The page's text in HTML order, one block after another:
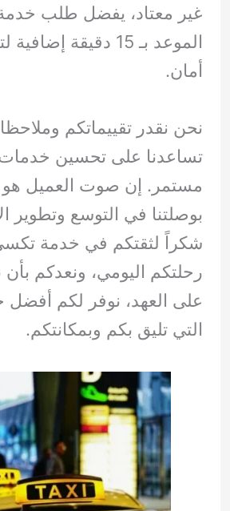
غير معتاد، يفضل طلب
الموعد بـ 15 دقيقة
أمان.
نحن نقدر تقييماتكم
تساعدنا على تحسين
مستمر. إن صوت العميل هو
بوصلتنا في التوسع وتطوير
شكراً لثقتكم في خدمة
رحلتكم اليومي، ونعدكم بأن
على العهد، نوفر لكم أفضل
التي تليق بكم وبمكانتكم.